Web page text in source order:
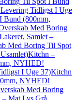
Tidligst I Uge
Bund (800mm,
Med Boring
Samlet –
Med Boring Til Spot
Kitchn –
NYHED!
I Uge 37)Kitchn
NYHED!
Med Boring
Mat Lys Grå